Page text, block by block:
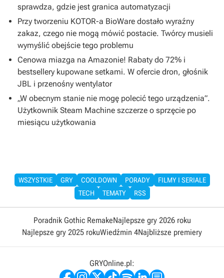
sprawdza, gdzie jest granica automatyzacji
Przy tworzeniu KOTOR-a BioWare dostało wyraźny
zakaz, czego nie mogą mówić postacie. Twórcy musieli
wymyślić obejście tego problemu
Cenowa miazga na Amazonie! Rabaty do 72% i
bestsellery kupowane setkami. W ofercie dron, głośnik
JBL i przenośny wentylator
„W obecnym stanie nie mogę polecić tego urządzenia”.
Użytkownik Steam Machine szczerze o sprzęcie po
miesiącu użytkowania
WSZYSTKIE GRY COOLDOWN PORADY
FILMY I SERIALE
TECH
TEMATY RSS
Poradnik Gothic RemakeNajlepsze gry 2026 roku
Najlepsze gry 2025 rokuWiedźmin 4Najbliższe premiery
GRYOnline.pl: